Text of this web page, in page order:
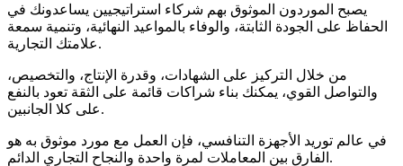
يصبح الموردون الموثوق بهم شركاء استراتيجيين يساعدونك في
الحفاظ على الجودة الثابتة، والوفاء بالمواعيد النهائية، وتنمية سمعة
علامتك التجارية.
من خلال التركيز على الشهادات، وقدرة الإنتاج، والتخصيص،
والتواصل القوي، يمكنك بناء شراكات قائمة على الثقة تعود بالنفع
على كلا الجانبين.
في عالم توريد الأجهزة التنافسي، فإن العمل مع مورد موثوق به هو
الفارق بين المعاملات لمرة واحدة والنجاح التجاري الدائم.